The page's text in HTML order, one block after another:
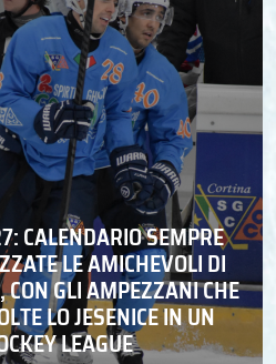
CALENDARIO SEMPRE
LE AMICHEVOLI DI
CON GLI AMPEZZANI CHE
LO JESENICE IN UN
LEAGUE